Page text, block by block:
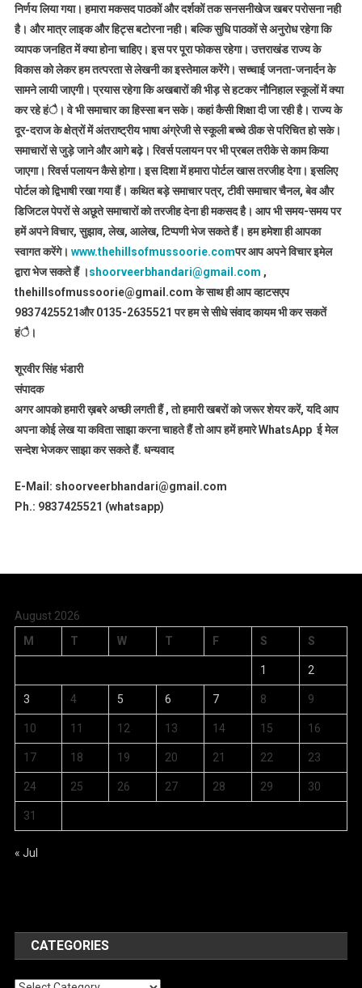
निर्णय लिया गया। हमारा मकसद पाठकों और दर्शकों तक सनसनीखेज खबर परोसना नही
है। और मात्र लाइक और हिट्स बटोरना नही। बल्कि सुधि पाठकों से अनुरोध रहेगा कि
व्यापक जनहित में क्या होना चाहिए। इस पर पूरा फोकस रहेगा। उत्तराखंड राज्य के
विकास को लेकर हम तत्परता से लेखनी का इस्तेमाल करेंगे। सच्चाई जनता-जनार्दन के
सामने लायी जाएगी। प्रयास रहेगा कि अखबारों की भीड़ से हटकर नौनिहाल स्कूलों में क्या
कर रहे हंै। वे भी समाचार का हिस्सा बन सके। कहां कैसी शिक्षा दी जा रही है। राज्य के
दूर-दराज के क्षेत्रों में अंतराष्ट्रीय भाषा अंग्रेजी से स्कूली बच्चे ठीक से परिचित हो सके।
समाचारों से जुड़े जाने और आगे बढ़े। रिवर्स पलायन पर भी प्रबल तरीके से काम किया
जाएगा। रिवर्स पलायन कैसे होगा। इस दिशा में हमारा पोर्टल खास तरजीह देगा। इसलिए
पोर्टल को द्विभाषी रखा गया हैं। कथित बड़े समाचार पत्र, टीवी समाचार चैनल, बेव और
डिजिटल पेपरों से अछूते समाचारों को तरजीह देना ही मकसद है। आप भी समय-समय पर
हमें अपने विचार, सुझाव, लेख, आलेख, टिप्पणी भेज सकते हैं। हम हमेशा ही आपका
स्वागत करेंगे। www.thehillsofmussoorie.comपर आप अपने विचार इमेल
द्वारा भेज सकते हैं ।shoorveerbhandari@gmail.com ,
thehillsofmussoorie@gmail.com के साथ ही आप व्हाटसएप
9837425521और 0135-2635521 पर हम से सीधे संवाद कायम भी कर सकतें
हंै।
शूरवीर सिंह भंडारी
संपादक
अगर आपको हमारी ख़बरे अच्छी लगती हैं , तो हमारी खबरों को जरूर शेयर करें, यदि आप
अपना कोई लेख या कविता साझा करना चाहते हैं तो आप हमें हमारे WhatsApp ई मेल
सन्देश भेजकर साझा कर सकते हैं. धन्यवाद
E-Mail: shoorveerbhandari@gmail.com
Ph.: 9837425521 (whatsapp)
August 2026
M
T W T F S S
1 2
3 4 5 6 7 8 9
10 11 12 13 14 15 16
17 18 19 20 21 22 23
24 25 26 27 28 29 30
31
« Jul
CATEGORIES
Categories